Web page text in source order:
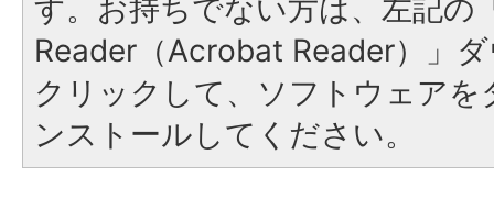
す。お持ちでない方は、左記の
Reader（Acrobat Reader）」
クリックして、ソフトウェア
ンストールしてください。